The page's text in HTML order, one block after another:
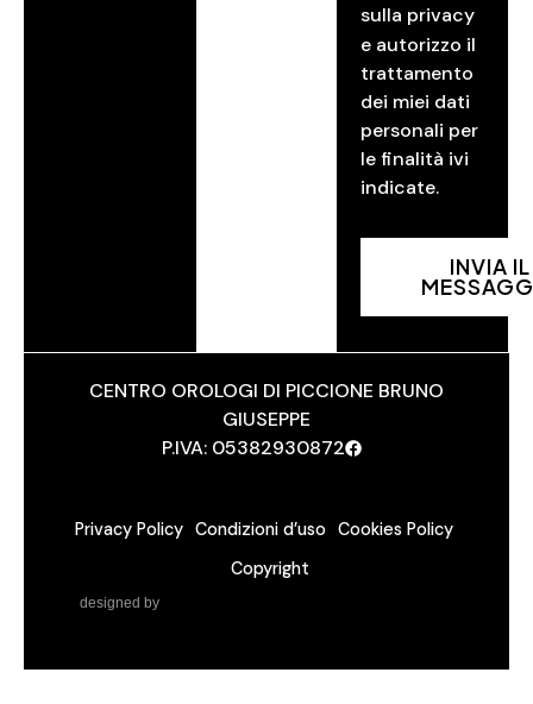
sulla privacy
e autorizzo il
trattamento
dei miei dati
personali per
le finalità ivi
indicate.
INVIA IL
CENTRO OROLOGI DI PICCIONE BRUNO
GIUSEPPE
P.IVA: 05382930872
Privacy Policy Condizioni d’uso
Cookies Policy
Copyright
designed by